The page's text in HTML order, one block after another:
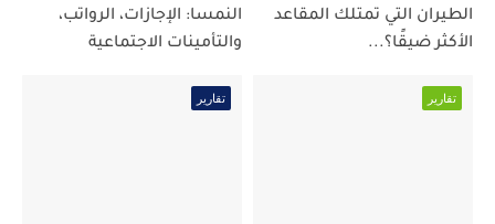
الطيران التي تمتلك المقاعد
الأكثر ضيقًا؟...
النمسا: الإجازات، الرواتب،
والتأمينات الاجتماعية
تقارير تقارير